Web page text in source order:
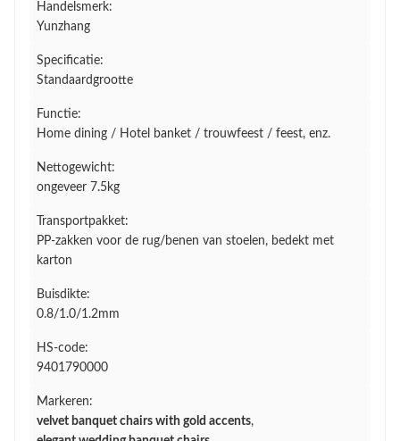
Handelsmerk:
Yunzhang
Specificatie:
Standaardgrootte
Functie:
Home dining / Hotel banket / trouwfeest / feest, enz.
Nettogewicht:
ongeveer 7.5kg
Transportpakket:
PP-zakken voor de rug/benen van stoelen, bedekt met
karton
Buisdikte:
0.8/1.0/1.2mm
HS-code:
9401790000
Markeren:
velvet banquet chairs with gold accents,